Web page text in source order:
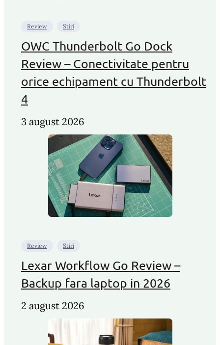
Review Stiri
OWC Thunderbolt Go Dock
Review – Conectivitate pentru
orice echipament cu Thunderbolt
4
3 august 2026
Review Stiri
Lexar Workflow Go Review –
Backup fara laptop in 2026
2 august 2026